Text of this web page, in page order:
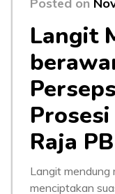
Langit
Raja
Langit mendung
menciptakan